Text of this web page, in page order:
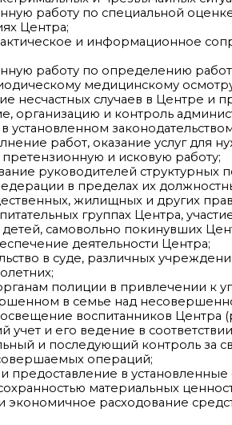
работу по специальной
Центра;
и информационное
работу по определению
медицинскому
несчастных случаев в Центре и
организацию и контроль
установленном
работ, оказание услуг для
и исковую работу;
руководителей структурных
в пределах их
жилищных и других
группах Центра,
детей, самовольно покинувших
деятельности Центра;
в суде, различных
полиции в привлечении к
в семье над
воспитанников Центра
учет и его ведение в
и последующий контроль
операций;
предоставление в установленные
материальных
экономичное расходование